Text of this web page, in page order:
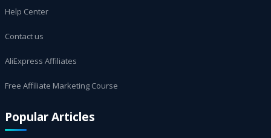
Help Center
Contact us
AliExpress Affiliates
Free Affiliate Marketing Course
Popular Articles